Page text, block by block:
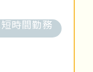
時間勤務